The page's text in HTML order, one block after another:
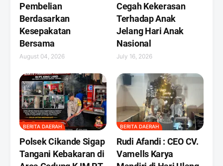
Pembelian
Berdasarkan
Kesepakatan
Bersama
August 04, 2026
Cegah Kekerasan
Terhadap Anak
Jelang Hari Anak
Nasional
July 16, 2026
BERITA DAERAH
Polsek Cikande Sigap
Tangani Kebakaran di
BERITA DAERAH
Rudi Afandi : CEO CV.
Vamells Karya